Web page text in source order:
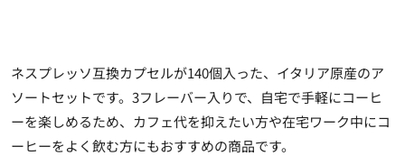
ネスプレッソ互換カプセルが140個入った、イタリア原産のア
ソートセットです。3フレーバー入りで、自宅で手軽にコーヒ
ーを楽しめるため、カフェ代を抑えたい方や在宅ワーク中にコ
ーヒーをよく飲む方にもおすすめの商品です。